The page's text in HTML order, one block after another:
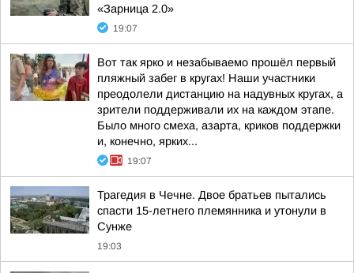
«Зарница 2.0»
19:07
Вот так ярко и незабываемо прошёл первый
пляжный забег в кругах! Наши участники
преодолели дистанцию на надувных кругах, а
зрители поддерживали их на каждом этапе.
Было много смеха, азарта, криков поддержки
и, конечно, ярких...
19:07
Трагедия в Чечне. Двое братьев пытались
спасти 15-летнего племянника и утонули в
Сунже
19:03